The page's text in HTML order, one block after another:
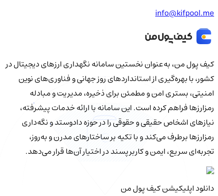
info@kifpool.me
کیف‌ پول من، به‌عنوان نخستین سامانه نگهداری ارزهای دیجیتال در
کشور، با بهره‌گیری از استانداردهای روز جهانی و فناوری‌های نوین
امنیتی، بستری امن و مطمئن برای ذخیره، مدیریت و مبادله
رمزارزها فراهم کرده است. این سامانه با ارائه خدمات پیشرفته،
نیازهای اشخاص حقیقی و حقوقی را در حوزه دادوستد و نگه‌داری
رمزارزها برطرف می‌کند و با تکیه بر ساختارهای مدرن و به‌روز،
تجربه‌ای سریع، ایمن و کاربرپسند در اختیار آن‌ها قرار می‌دهد.
دانلود اپلیکیشن کیف‌ پول من